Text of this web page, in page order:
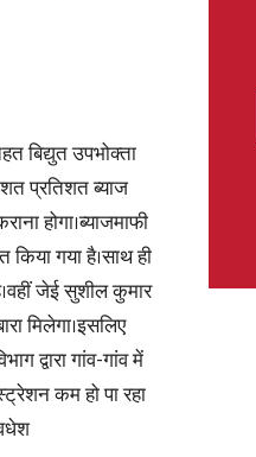
बिद्युत उपभोक्ता
प्रतिशत ब्याज
होगा।ब्याजमाफी
गया है।साथ ही
जेई सुशील कुमार
मिलेगा।इसलिए
द्वारा गांव-गांव में
कम हो पा रहा